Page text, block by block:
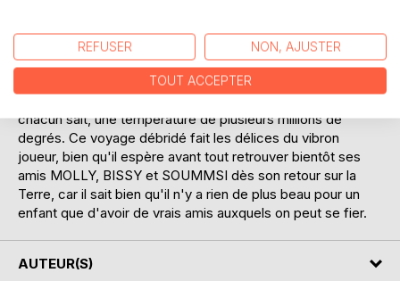
de leur vaisseau spatial à moteur hyperrapide à ultra-sons
qui les portent à une vitesse de près de 3000 kilomètres
par seconde, croisent les trajectoires de la Lune, de Venus
et de Mercure en se rapprochant du soleil, qui a, comme
chacun sait, une température de plusieurs millions de
degrés. Ce voyage débridé fait les délices du vibron
joueur, bien qu'il espère avant tout retrouver bientôt ses
amis MOLLY, BISSY et SOUMMSI dès son retour sur la
Terre, car il sait bien qu'il n'y a rien de plus beau pour un
enfant que d'avoir de vrais amis auxquels on peut se fier.
AUTEUR(S)
REFUSER NON, AJUSTER
TOUT ACCEPTER